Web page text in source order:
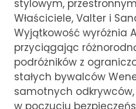
stylowym,
Właściciele, Valter i
Wyjątkowość wyróżnia
przyciągając
podróżników z
stałych bywalców
samotnych odkrywców,
w poczuciu